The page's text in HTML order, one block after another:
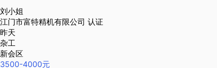
刘小姐
江门市富特精机有限公司 认证
昨天
杂工
新会区
3500-4000元